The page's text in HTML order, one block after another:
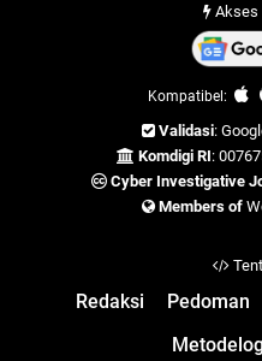
Akses
Kompatibel:
Validasi:
Komdigi RI:
Cyber Investigative
Members of
Redaksi Pedoman